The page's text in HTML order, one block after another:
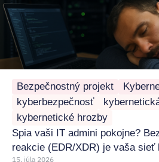
Bezpečnostný projekt
kyberbezpečnosť
kybernetické hrozby
Spia vaši IT admini pokojne?
reakcie (EDR/XDR) je vaša
15. júla 2026